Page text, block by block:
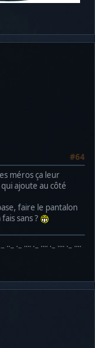
#64
méros ça leur
ajoute au côté
faire le pantalon
sans ?
·− ···· ·− ···· ·− ···· ·− ····